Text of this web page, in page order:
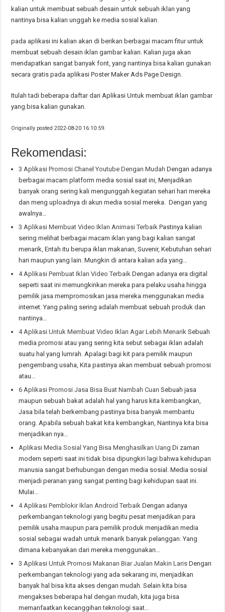
kalian untuk membuat sebuah desain untuk sebuah iklan yang
nantinya bisa kalian unggah ke media sosial kalian.
pada aplikasi ini kalian akan di berikan berbagai macam fitur untuk
membuat sebuah desain iklan gambar kalian. Kalian juga akan
mendapatkan sangat banyak font, yang nantinya bisa kalian gunakan
secara gratis pada aplikasi Poster Maker Ads Page Design.
Itulah tadi beberapa daftar dari Aplikasi Untuk membuat iklan gambar
yang bisa kalian gunakan.
Originally posted 2022-08-20 16:10:59.
Rekomendasi:
3 Aplikasi Promosi Chanel Youtube Dengan Mudah Dengan adanya
berbagai macam platform media sosial saat ini, Menjadikan
banyak orang sering kali mengunggah kegiatan sehari hari mereka
dan meng uploadnya di akun media sosial mereka. Dengan yang
awalnya…
3 Aplikasi Membuat Video Iklan Animasi Terbaik Pastinya kalian
sering melihat berbagai macam iklan yang bagi kalian sangat
menarik, Entah itu berupa iklan makanan, Suvenir, Kebutuhan sehari
hari maupun yang lain. Mungkin di antara kalian ada yang…
4 Aplikasi Pembuat Iklan Video Terbaik Dengan adanya era digital
seperti saat ini memungkinkan mereka para pelaku usaha hingga
pemilik jasa mempromosikan jasa mereka menggunakan media
internet. Yang paling sering adalah membuat sebuah produk dan
nantinya…
4 Aplikasi Untuk Membuat Video Iklan Agar Lebih Menarik Sebuah
media promosi atau yang sering kita sebut sebagai iklan adalah
suatu hal yang lumrah. Apalagi bagi kit para pemilik maupun
pengembang usaha, Kita pastinya akan membuat sebuah promosi
atau…
6 Aplikasi Promosi Jasa Bisa Buat Nambah Cuan Sebuah jasa
maupun sebuah bakat adalah hal yang harus kita kembangkan,
Jasa bila telah berkembang pastinya bisa banyak membantu
orang. Apabila sebuah bakat kita kembangkan, Nantinya kita bisa
menjadikan nya…
Aplikasi Media Sosial Yang Bisa Menghasilkan Uang Di zaman
modern seperti saat ini tidak bisa dipungkiri lagi bahwa kehidupan
manusia sangat berhubungan dengan media sosial. Media sosial
menjadi peranan yang sangat penting bagi kehidupan saat ini.
Mulai…
4 Aplikasi Pemblokir Iklan Android Terbaik Dengan adanya
perkembangan teknologi yang begitu pesat menjadikan para
pemilik usaha maupun para pemilik produk menjadikan media
sosial sebagai wadah untuk menarik banyak pelanggan. Yang
dimana kebanyakan dari mereka menggunakan…
3 Aplikasi Untuk Promosi Makanan Biar Jualan Makin Laris Dengan
perkembangan teknologi yang ada sekarang ini, menjadikan
banyak hal bisa kita akses dengan mudah. Selain kita bisa
mengakses beberapa hal dengan mudah, kita juga bisa
memanfaatkan kecanggihan teknologi saat…